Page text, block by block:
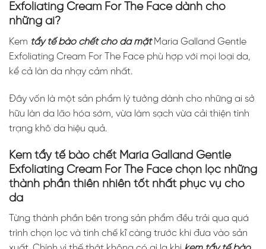
Exfoliating Cream For The Face dành cho
những ai?
Kem tẩy tế bào chết cho da mặtMaria Galland Gentle
Exfoliating Cream For The Face phù hợp với mọi loại da,
kể cả làn da nhạy cảm nhất.
Đây vốn là một sản phẩm lý tưởng dành cho những ai sở
hữu làn da lão hóa sớm, vừa làm sạch vừa cải thiện tình
trạng khô da hiệu quả.
Kem tẩy tế bào chết Maria Galland Gentle
Exfoliating Cream For The Face chọn lọc những
thành phần thiên nhiên tốt nhất phục vụ cho
da
Từng thành phần bên trong sản phẩm đều trải qua quá
trình chọn lọc và tinh chế kĩ càng trước khi đưa vào sản